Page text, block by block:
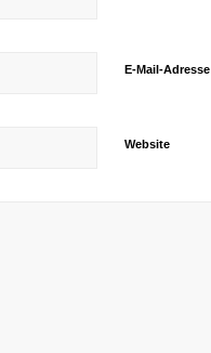
E-Mail-Adresse
Website